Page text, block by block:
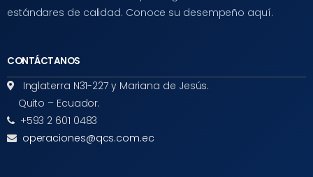
estándares de calidad. Conoce su desempeño aquí.
CONTÁCTANOS
Inglaterra N31-227 y Mariana de Jesús.
Quito – Ecuador.
+593 2 601 0483
operaciones@qcs.com.ec